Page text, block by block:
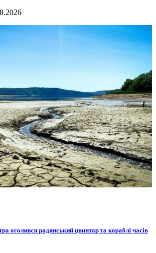
оголився радянський цвинтар та кораблі часів